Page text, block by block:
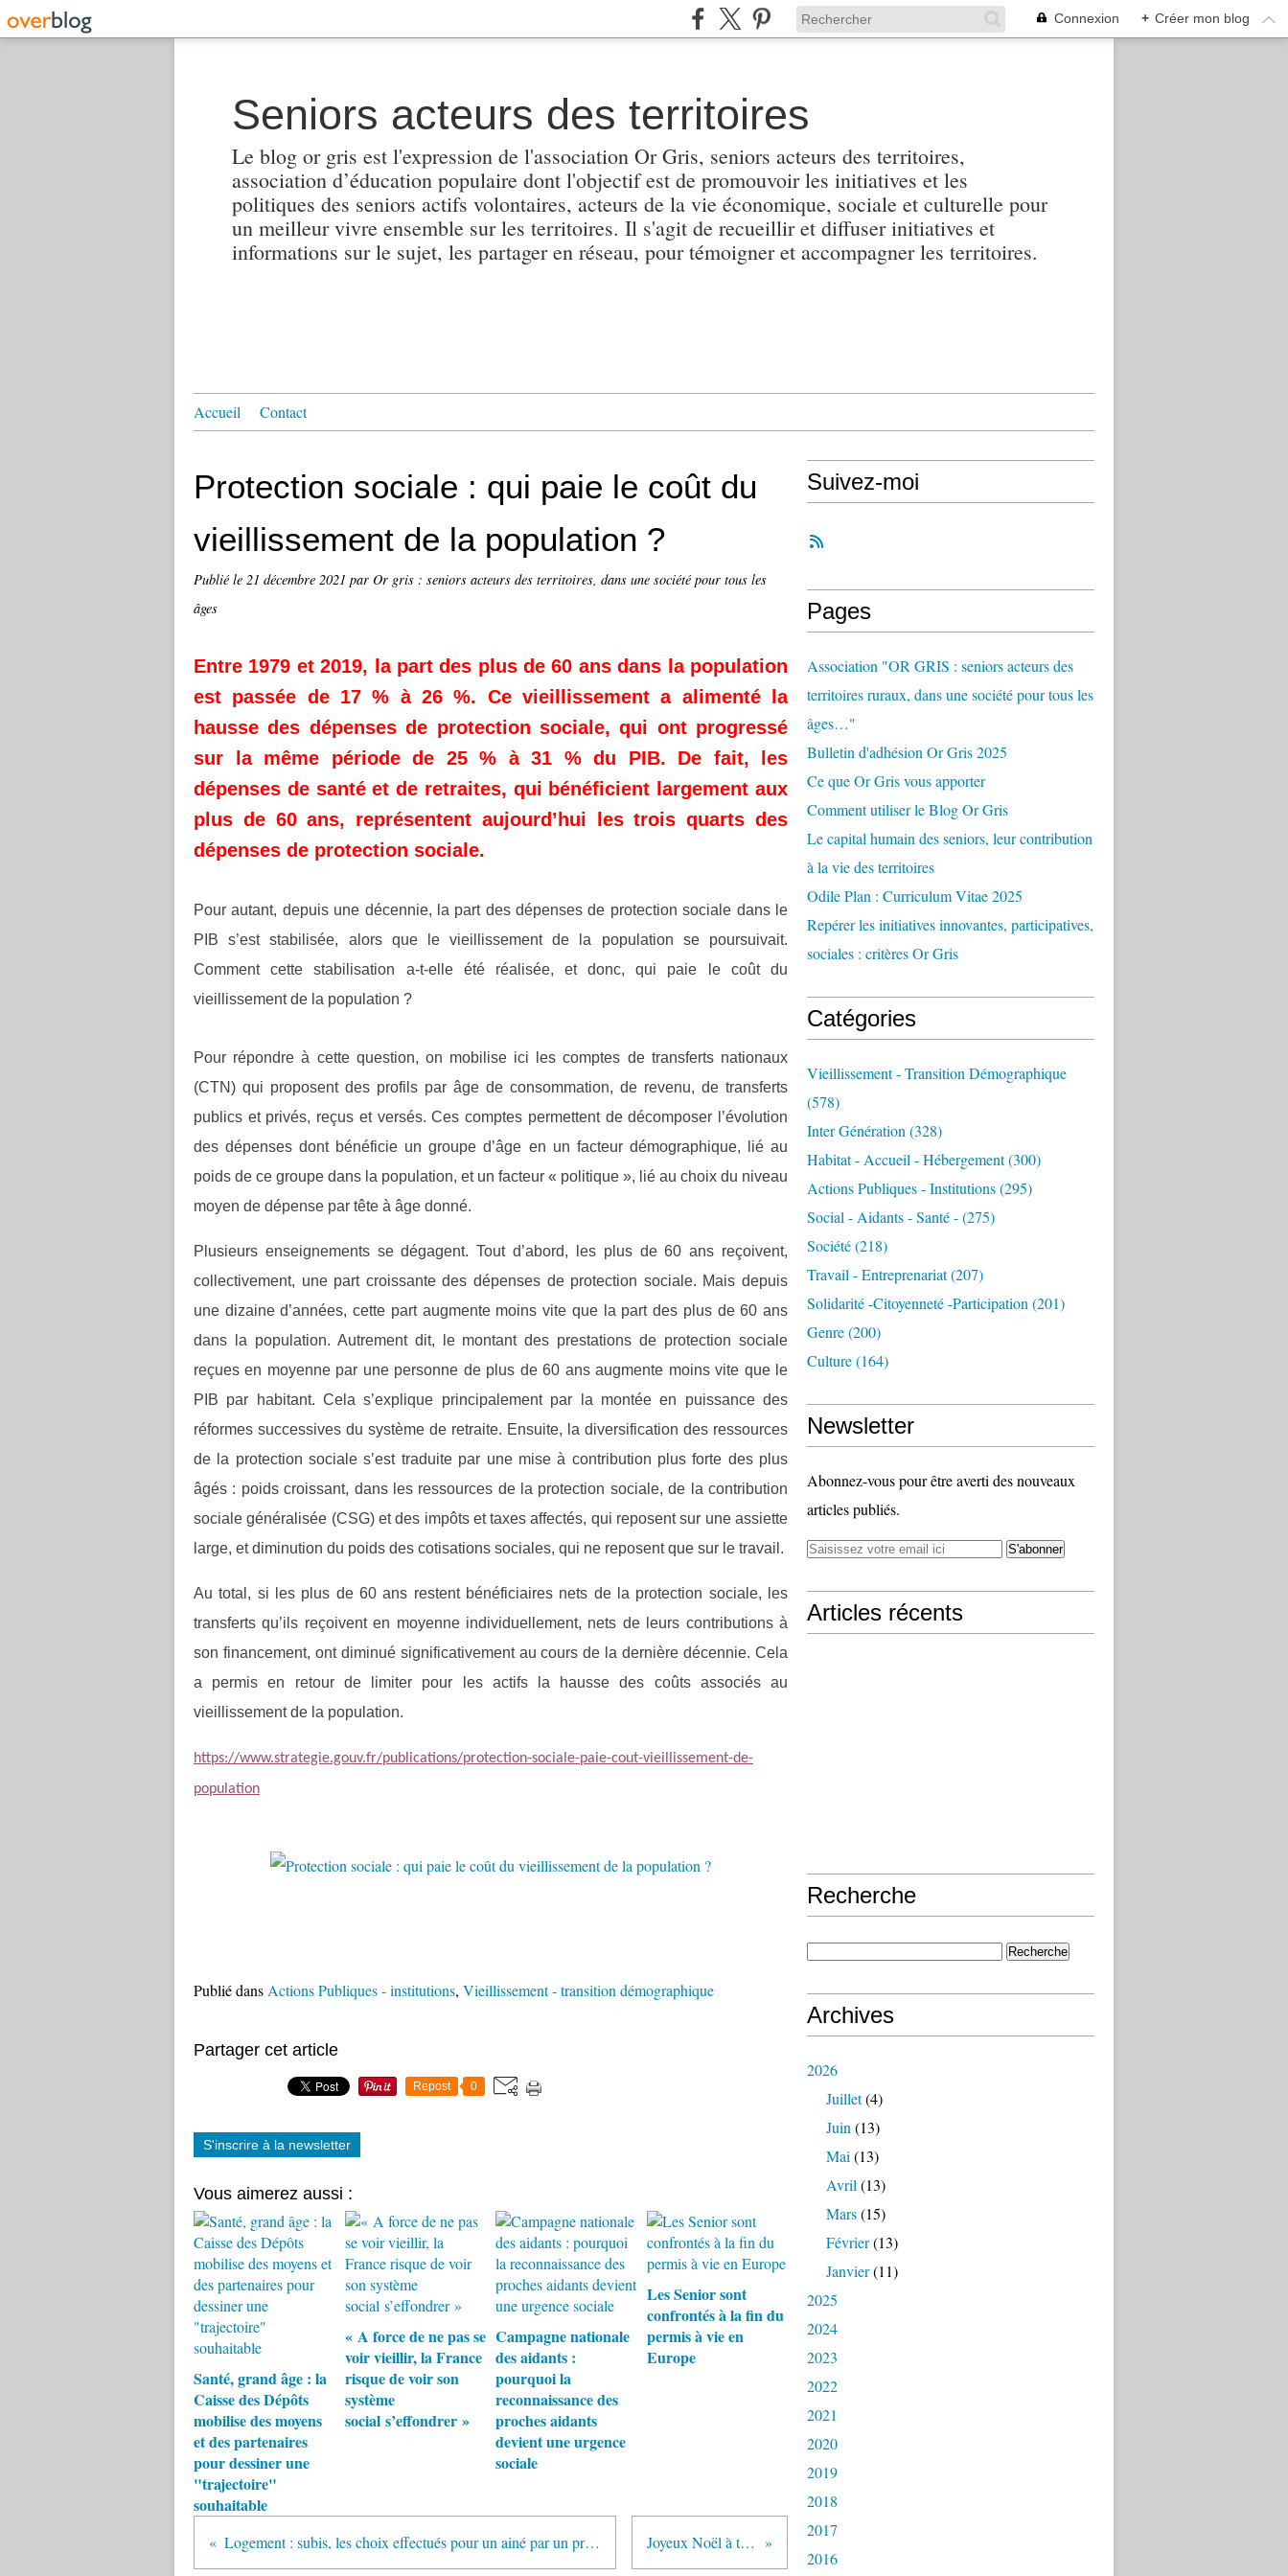
Connexion + Créer mon blog
Seniors acteurs des territoires
Le blog or gris est l'expression de l'association Or Gris, seniors acteurs des territoires,
association d’éducation populaire dont l'objectif est de promouvoir les initiatives et les
politiques des seniors actifs volontaires, acteurs de la vie économique, sociale et culturelle pour
un meilleur vivre ensemble sur les territoires. Il s'agit de recueillir et diffuser initiatives et
informations sur le sujet, les partager en réseau, pour témoigner et accompagner les territoires.
Accueil Contact
Protection sociale : qui paie le coût du
vieillissement de la population ?
Publié le 21 décembre 2021 par Or gris : seniors acteurs des territoires, dans une société pour tous les
âges
Entre 1979 et 2019, la part des plus de 60 ans dans la population
est passée de 17 % à 26 %. Ce vieillissement a alimenté la
hausse des dépenses de protection sociale, qui ont progressé
sur la même période de 25 % à 31 % du PIB. De fait, les
dépenses de santé et de retraites, qui bénéficient largement aux
plus de 60 ans, représentent aujourd’hui les trois quarts des
dépenses de protection sociale.
Pour autant, depuis une décennie, la part des dépenses de protection sociale dans le
PIB s’est stabilisée, alors que le vieillissement de la population se poursuivait.
Comment cette stabilisation a-t-elle été réalisée, et donc, qui paie le coût du
vieillissement de la population ?
Pour répondre à cette question, on mobilise ici les comptes de transferts nationaux
(CTN) qui proposent des profils par âge de consommation, de revenu, de transferts
publics et privés, reçus et versés. Ces comptes permettent de décomposer l’évolution
des dépenses dont bénéficie un groupe d’âge en un facteur démographique, lié au
poids de ce groupe dans la population, et un facteur « politique », lié au choix du niveau
moyen de dépense par tête à âge donné.
Plusieurs enseignements se dégagent. Tout d’abord, les plus de 60 ans reçoivent,
collectivement, une part croissante des dépenses de protection sociale. Mais depuis
une dizaine d’années, cette part augmente moins vite que la part des plus de 60 ans
dans la population. Autrement dit, le montant des prestations de protection sociale
reçues en moyenne par une personne de plus de 60 ans augmente moins vite que le
PIB par habitant. Cela s’explique principalement par la montée en puissance des
réformes successives du système de retraite. Ensuite, la diversification des ressources
de la protection sociale s’est traduite par une mise à contribution plus forte des plus
âgés : poids croissant, dans les ressources de la protection sociale, de la contribution
sociale généralisée (CSG) et des impôts et taxes affectés, qui reposent sur une assiette
large, et diminution du poids des cotisations sociales, qui ne reposent que sur le travail.
Au total, si les plus de 60 ans restent bénéficiaires nets de la protection sociale, les
transferts qu’ils reçoivent en moyenne individuellement, nets de leurs contributions à
son financement, ont diminué significativement au cours de la dernière décennie. Cela
a permis en retour de limiter pour les actifs la hausse des coûts associés au
vieillissement de la population.
https://www.strategie.gouv.fr/publications/protection-sociale-paie-cout-vieillissement-de-
population
Publié dans Actions Publiques - institutions, Vieillissement - transition démographique
Partager cet article
Repost 0
S'inscrire à la newsletter
Vous aimerez aussi :
Santé, grand âge : la
Caisse des Dépôts
mobilise des moyens
et des partenaires
pour dessiner une
"trajectoire"
souhaitable
« A force de ne pas se
voir vieillir, la France
risque de voir son
système
social s’effondrer »
Campagne nationale
des aidants :
pourquoi la
reconnaissance des
proches aidants
devient une urgence
sociale
Les Senior sont
confrontés à la fin du
permis à vie en
Europe
Logement : subis, les choix effectués pour un ainé par un proche s'avèrent tardifs et peu "éclairés" Joyeux Noël à toutes et à tous
Suivez-moi
Pages
Association "OR GRIS : seniors acteurs des
territoires ruraux, dans une société pour tous les
âges…"
Bulletin d'adhésion Or Gris 2025
Ce que Or Gris vous apporter
Comment utiliser le Blog Or Gris
Le capital humain des seniors, leur contribution
à la vie des territoires
Odile Plan : Curriculum Vitae 2025
Repérer les initiatives innovantes, participatives,
sociales : critères Or Gris
Catégories
Vieillissement - Transition Démographique
(578)
Inter Génération (328)
Habitat - Accueil - Hébergement(300)
Actions Publiques - Institutions(295)
Social - Aidants - Santé -(275)
Société(218)
Travail - Entreprenariat(207)
Solidarité -citoyenneté -participation (201)
Genre(200)
Culture(164)
Newsletter
Abonnez-vous pour être averti des nouveaux
articles publiés.
Articles récents
Recherche
Archives
2026
Juillet(4)
Juin (13)
Mai (13)
Avril (13)
Mars(15)
Février(13)
Janvier(11)
2025
2024
2023
2022
2021
2020
2019
2018
2017
2016